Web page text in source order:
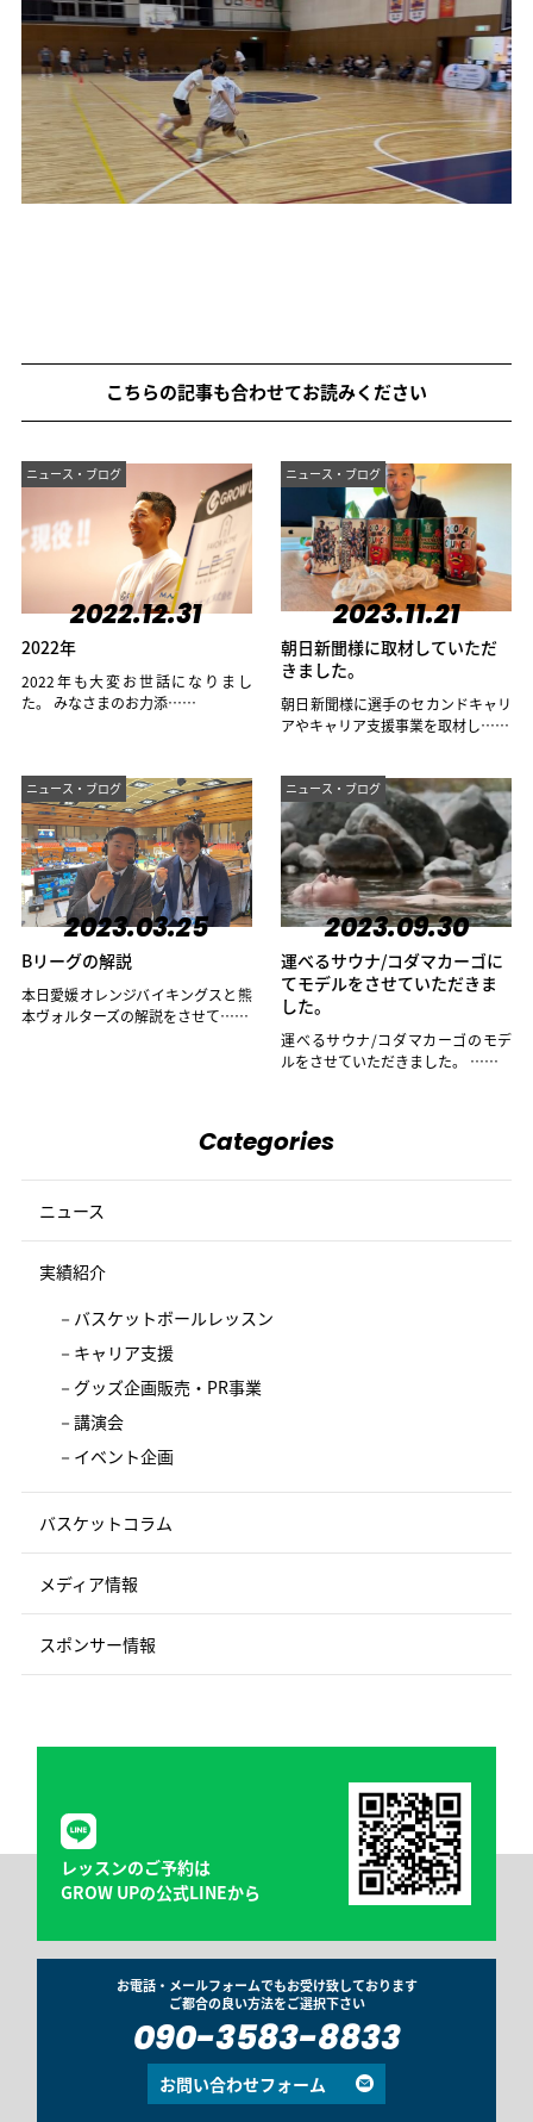
こちらの記事も合わせてお読みください
ニュース・ブログ
2022.12.31
2022年
2022年も大変お世話になりまし
た。 みなさまのお力添……
ニュース・ブログ
2023.11.21
朝日新聞様に取材していただ
きました。
朝日新聞様に選手のセカンドキャリ
アやキャリア支援事業を取材し……
ニュース・ブログ
2023.03.25
Bリーグの解説
本日愛媛オレンジバイキングスと熊
本ヴォルターズの解説をさせて……
ニュース・ブログ
2023.09.30
運べるサウナ/コダマカーゴに
てモデルをさせていただきま
した。
運べるサウナ/コダマカーゴのモデ
ルをさせていただきました。 ……
Categories
ニュース
実績紹介
バスケットボールレッスン
キャリア支援
グッズ企画販売・PR事業
講演会
イベント企画
バスケットコラム
メディア情報
スポンサー情報
レッスンのご予約は
GROW UPの公式LINEから
お電話・メールフォームでもお受け致しております
ご都合の良い方法をご選択下さい
090-3583-8833
お問い合わせフォーム